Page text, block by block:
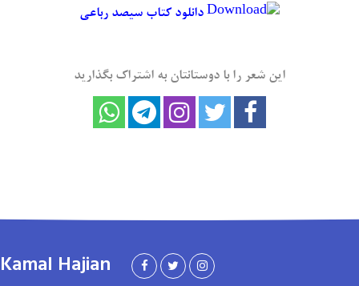
دانلود کتاب سیصد رباعی
این شعر را با دوستانتان به اشتراک بگذارید
Kamal Hajian